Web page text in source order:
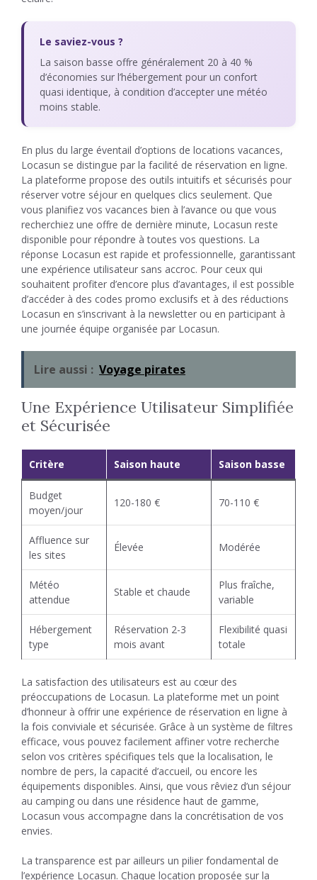
Le saviez-vous ?
La saison basse offre généralement 20 à 40 %
d’économies sur l’hébergement pour un confort
quasi identique, à condition d’accepter une météo
moins stable.
En plus du large éventail d’options de locations vacances,
Locasun se distingue par la facilité de réservation en ligne.
La plateforme propose des outils intuitifs et sécurisés pour
réserver votre séjour en quelques clics seulement. Que
vous planifiez vos vacances bien à l’avance ou que vous
recherchiez une offre de dernière minute, Locasun reste
disponible pour répondre à toutes vos questions. La
réponse Locasun est rapide et professionnelle, garantissant
une expérience utilisateur sans accroc. Pour ceux qui
souhaitent profiter d’encore plus d’avantages, il est possible
d’accéder à des codes promo exclusifs et à des réductions
Locasun en s’inscrivant à la newsletter ou en participant à
une journée équipe organisée par Locasun.
Lire aussi : Voyage pirates
Une Expérience Utilisateur Simplifiée
et Sécurisée
Critère Saison haute Saison basse
Budget
moyen/jour
120-180 € 70-110 €
Affluence sur
les sites
Élevée Modérée
Météo
attendue
Stable et chaude
Plus fraîche,
variable
Hébergement
type
Réservation 2-3
mois avant
Flexibilité quasi
totale
La satisfaction des utilisateurs est au cœur des
préoccupations de Locasun. La plateforme met un point
d’honneur à offrir une expérience de réservation en ligne à
la fois conviviale et sécurisée. Grâce à un système de filtres
efficace, vous pouvez facilement affiner votre recherche
selon vos critères spécifiques tels que la localisation, le
nombre de pers, la capacité d’accueil, ou encore les
équipements disponibles. Ainsi, que vous rêviez d’un séjour
au camping ou dans une résidence haut de gamme,
Locasun vous accompagne dans la concrétisation de vos
envies.
La transparence est par ailleurs un pilier fondamental de
l’expérience Locasun. Chaque location proposée sur la